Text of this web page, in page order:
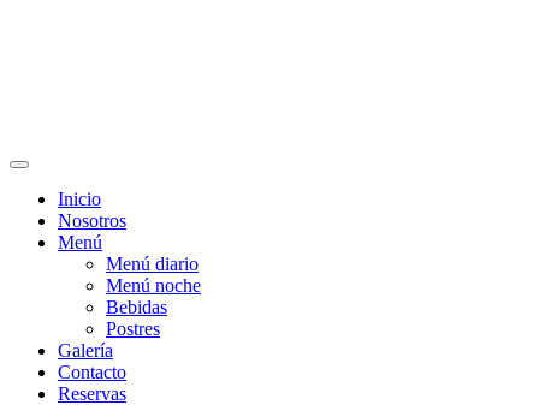
Inicio
Nosotros
Menú
Menú diario
Menú noche
Bebidas
Postres
Galería
Contacto
Reservas